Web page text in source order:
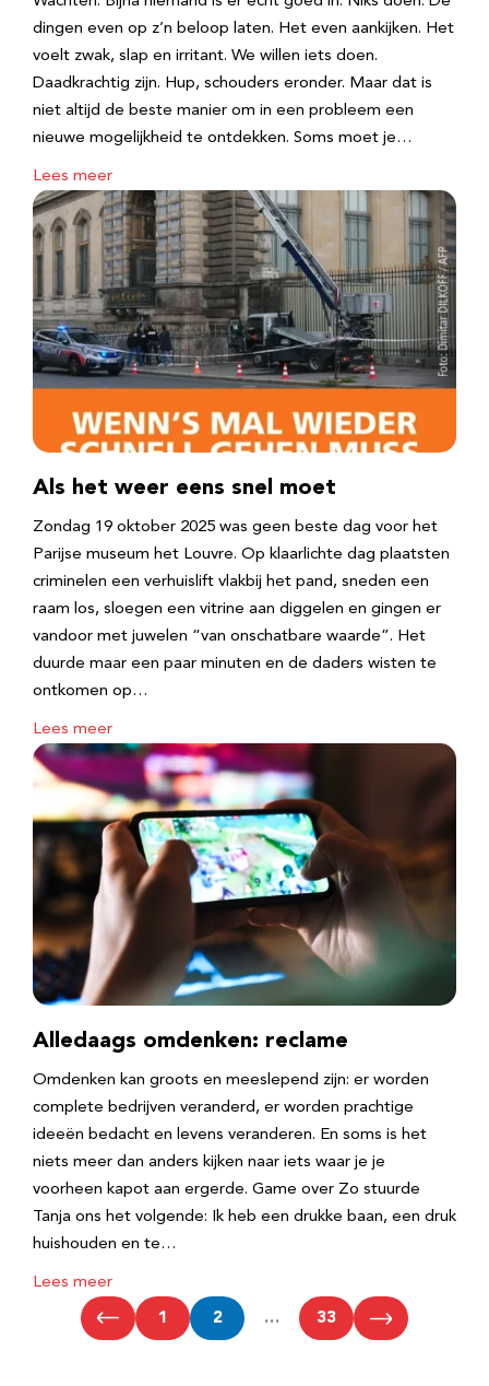
dingen even op z’n beloop laten. Het even aankijken. Het
voelt zwak, slap en irritant. We willen iets doen.
Daadkrachtig zijn. Hup, schouders eronder. Maar dat is
niet altijd de beste manier om in een probleem een
nieuwe mogelijkheid te ontdekken. Soms moet je…
Lees meer
Als het weer eens snel moet
Zondag 19 oktober 2025 was geen beste dag voor het
Parijse museum het Louvre. Op klaarlichte dag plaatsten
criminelen een verhuislift vlakbij het pand, sneden een
raam los, sloegen een vitrine aan diggelen en gingen er
vandoor met juwelen “van onschatbare waarde”. Het
duurde maar een paar minuten en de daders wisten te
ontkomen op…
Lees meer
Alledaags omdenken: reclame
Omdenken kan groots en meeslepend zijn: er worden
complete bedrijven veranderd, er worden prachtige
ideeën bedacht en levens veranderen. En soms is het
niets meer dan anders kijken naar iets waar je je
voorheen kapot aan ergerde. Game over Zo stuurde
Tanja ons het volgende: Ik heb een drukke baan, een druk
huishouden en te…
Lees meer
1 2 … 33